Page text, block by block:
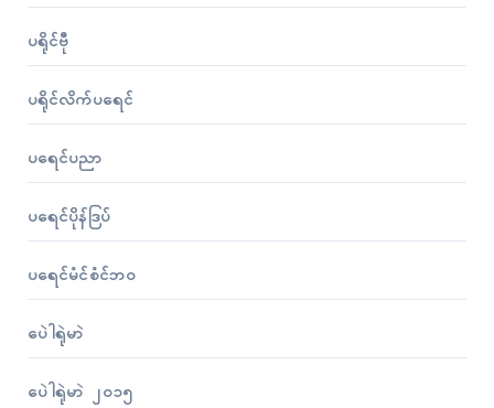
ပရိုၚ်ဗီု
ပရိုၚ်လိက်ပရေၚ်
ပရေၚ်ပညာ
ပရေၚ်ပိုန်ဒြပ်
ပရေၚ်မံၚ်စံၚ်ဘဝ
ပေဲါရုဲမာဲ
ပေဲါရုဲမာဲ ၂၀၁၅